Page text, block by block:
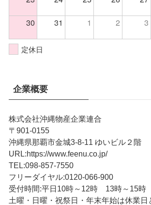
30
31 1 2 3
定休日
企業概要
株式会社沖縄物産企業連合
〒901-0155
沖縄県那覇市金城3-8-11 ゆいビル２階
URL:https://www.feenu.co.jp/
TEL:098-857-7550
フリーダイヤル:0120-066-900
受付時間:平日10時～12時 13時～15時
土曜・日曜・祝祭日・年末年始は休業日